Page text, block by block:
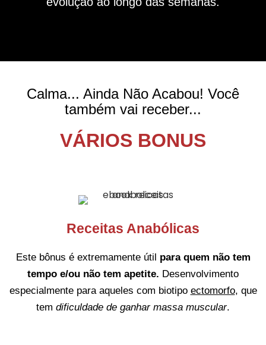
Calma... Ainda Não Acabou! Você
também vai receber...
VÁRIOS BONUS
Receitas Anabólicas
Este bônus é extremamente útil para quem não tem
tempo e/ou não tem apetite. Desenvolvimento
especialmente para aqueles com biotipo ectomorfo, que
tem dificuldade de ganhar massa muscular.